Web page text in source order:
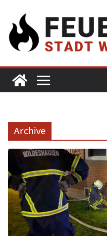
Archive